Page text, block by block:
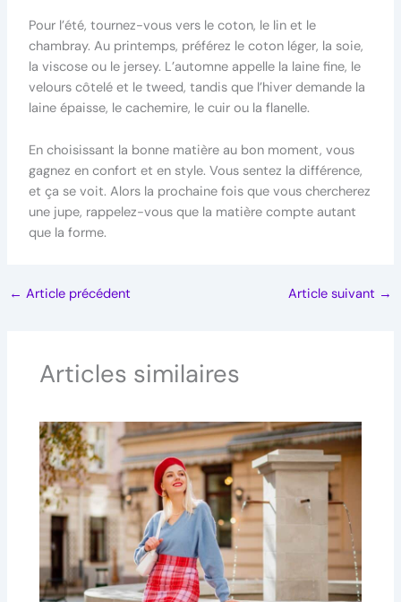
Pour l’été, tournez-vous vers le coton, le lin et le
chambray. Au printemps, préférez le coton léger, la soie,
la viscose ou le jersey. L’automne appelle la laine fine, le
velours côtelé et le tweed, tandis que l’hiver demande la
laine épaisse, le cachemire, le cuir ou la flanelle.
En choisissant la bonne matière au bon moment, vous
gagnez en confort et en style. Vous sentez la différence,
et ça se voit. Alors la prochaine fois que vous chercherez
une jupe, rappelez-vous que la matière compte autant
que la forme.
← Article précédent Article suivant →
Articles similaires